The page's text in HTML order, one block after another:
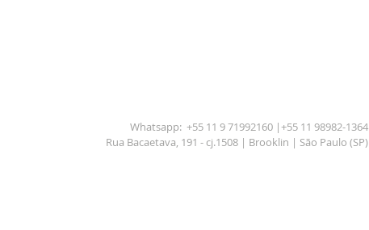
Whatsapp: +55 11 9 71992160 |+55 11 98982-1364
Rua Bacaetava, 191 - cj.1508 | Brooklin | São Paulo (SP)